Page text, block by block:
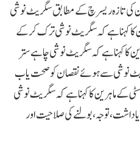
کی تازہ ریسرچ کے مطابق سگریٹ نوشی
کا کہنا ہے کہ سگریٹ نوشی ترک کر کے
کا کہنا ہے کہ سگریٹ نوشی چاہے ستر
نوشی سے ہوئے نقصان کو صحت یاب
کے ماہرین کا کہنا ہے کہ سگریٹ نوشی
یاداشت،توجہ،بولنے کی صلاحیت اور